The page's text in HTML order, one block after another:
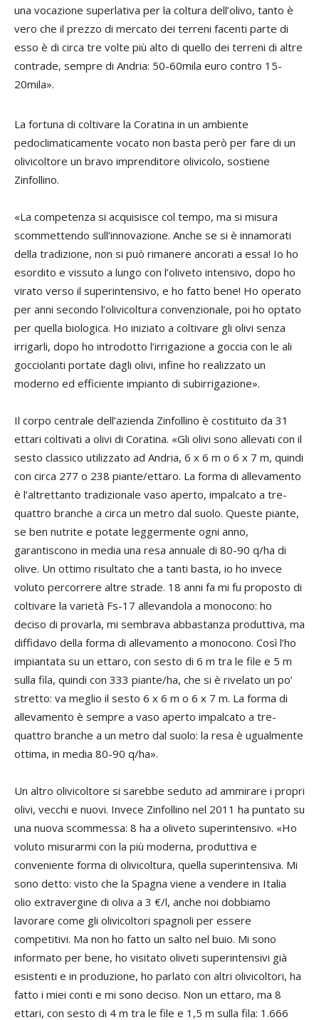
una vocazione superlativa per la coltura dell’olivo, tanto è
vero che il prezzo di mercato dei terreni facenti parte di
esso è di circa tre volte più alto di quello dei terreni di altre
contrade, sempre di Andria: 50-60mila euro contro 15-
20mila».
La fortuna di coltivare la Coratina in un ambiente
pedoclimaticamente vocato non basta però per fare di un
olivicoltore un bravo imprenditore olivicolo, sostiene
Zinfollino.
«La competenza si acquisisce col tempo, ma si misura
scommettendo sull’innovazione. Anche se si è innamorati
della tradizione, non si può rimanere ancorati a essa! Io ho
esordito e vissuto a lungo con l’oliveto intensivo, dopo ho
virato verso il superintensivo, e ho fatto bene! Ho operato
per anni secondo l’olivicoltura convenzionale, poi ho optato
per quella biologica. Ho iniziato a coltivare gli olivi senza
irrigarli, dopo ho introdotto l’irrigazione a goccia con le ali
gocciolanti portate dagli olivi, infine ho realizzato un
moderno ed efficiente impianto di subirrigazione».
Il corpo centrale dell’azienda Zinfollino è costituito da 31
ettari coltivati a olivi di Coratina. «Gli olivi sono allevati con il
sesto classico utilizzato ad Andria, 6 x 6 m o 6 x 7 m, quindi
con circa 277 o 238 piante/ettaro. La forma di allevamento
è l’altrettanto tradizionale vaso aperto, impalcato a tre-
quattro branche a circa un metro dal suolo. Queste piante,
se ben nutrite e potate leggermente ogni anno,
garantiscono in media una resa annuale di 80-90 q/ha di
olive. Un ottimo risultato che a tanti basta, io ho invece
voluto percorrere altre strade. 18 anni fa mi fu proposto di
coltivare la varietà Fs-17 allevandola a monocono: ho
deciso di provarla, mi sembrava abbastanza produttiva, ma
diffidavo della forma di allevamento a monocono. Così l’ho
impiantata su un ettaro, con sesto di 6 m tra le file e 5 m
sulla fila, quindi con 333 piante/ha, che si è rivelato un po’
stretto: va meglio il sesto 6 x 6 m o 6 x 7 m. La forma di
allevamento è sempre a vaso aperto impalcato a tre-
quattro branche a un metro dal suolo: la resa è ugualmente
ottima, in media 80-90 q/ha».
Un altro olivicoltore si sarebbe seduto ad ammirare i propri
olivi, vecchi e nuovi. Invece Zinfollino nel 2011 ha puntato su
una nuova scommessa: 8 ha a oliveto superintensivo. «Ho
voluto misurarmi con la più moderna, produttiva e
conveniente forma di olivicoltura, quella superintensiva. Mi
sono detto: visto che la Spagna viene a vendere in Italia
olio extravergine di oliva a 3 €/l, anche noi dobbiamo
lavorare come gli olivicoltori spagnoli per essere
competitivi. Ma non ho fatto un salto nel buio. Mi sono
informato per bene, ho visitato oliveti superintensivi già
esistenti e in produzione, ho parlato con altri olivicoltori, ha
fatto i miei conti e mi sono deciso. Non un ettaro, ma 8
ettari, con sesto di 4 m tra le file e 1,5 m sulla fila: 1.666